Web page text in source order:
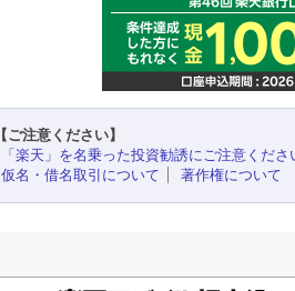
【ご注意ください】
「楽天」を名乗った投資勧誘にご注意くださ
仮名・借名取引について
著作権について